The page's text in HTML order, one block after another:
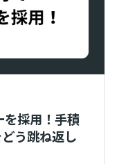
採用！手積
う跳ね返し